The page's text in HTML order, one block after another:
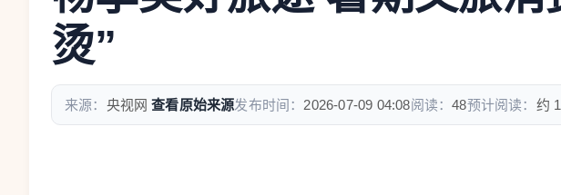
烫”
来源： 央视网 查看原始来源发布时间： 2026-07-09 04:08阅读：48预计阅读： 约